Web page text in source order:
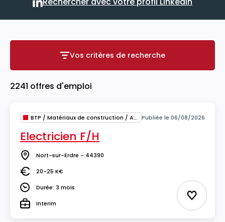
Rechercher avec votre
Vos critères de recherche
Vos critères de recherche
2241 offres d'emploi
BTP / Matériaux de construction / Architecture Publiée le 06/08/2026
Electricien F/H
Lieu Nort-sur-Erdre - 44390
Salaire20-25 K€
DuréeDurée: 3 mois
TypeInterim Ajouter